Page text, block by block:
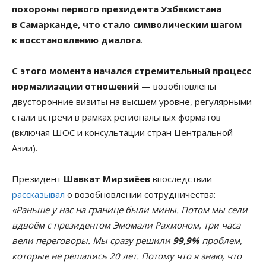
похороны первого президента Узбекистана
в Самарканде, что стало символическим шагом
к восстановлению диалога.
С этого момента начался стремительный процесс
нормализации отношений — возобновлены
двусторонние визиты на высшем уровне, регулярными
стали встречи в рамках региональных форматов
(включая ШОС и консультации стран Центральной
Азии).
Президент Шавкат Мирзиёев впоследствии
рассказывал о возобновлении сотрудничества:
«Раньше у нас на границе были мины. Потом мы сели
вдвоём с президентом Эмомали Рахмоном, три часа
вели переговоры. Мы сразу решили99,9% проблем,
которые не решались 20 лет. Потому что я знаю, что